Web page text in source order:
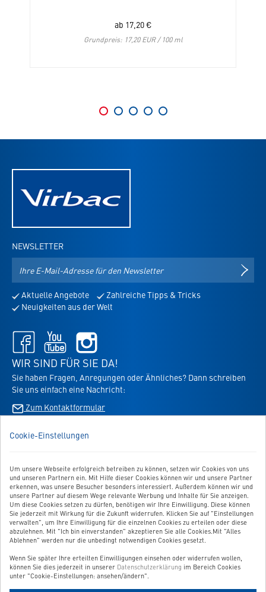
ab 17,20€
Grundpreis: 17,20 EUR / 100 ml
Cookie-Einstellungen
Um unsere Webseite erfolgreich betreiben zu können, setzen wir Cookies von uns
und unseren Partnern ein. Mit Hilfe dieser Cookies können wir und unsere Partner
erkennen, was unsere Besucher besonders interessiert. Außerdem können wir und
unsere Partner auf diesem Wege relevante Werbung und Inhalte für Sie anzeigen.
Um diese Cookies setzen zu dürfen, benötigen wir Ihre Einwilligung. Diese können
Sie jederzeit mit Wirkung für die Zukunft widerrufen. Klicken Sie auf "Einstellungen
verwalten", um Ihre Einwilligung für die einzelnen Cookies zu erteilen oder diese
abzulehnen. Mit "Ich bin einverstanden" akzeptieren Sie alle Cookies.Mit "Alles
Ablehnen" werden nur die unbedingt notwendigen Cookies gesetzt.
Wenn Sie später Ihre erteilten Einwilligungen einsehen oder widerrufen wollen,
können Sie dies jederzeit in unserer Datenschutzerklärung im Bereich Cookies
unter "Cookie-Einstellungen: ansehen/ändern".
NEWSLETTER
Mail-
für
den
Aktuelle Angebote
Zahlreiche Tipps & Tricks
Neuigkeiten aus der Welt
Facebook
-
öffnet
neuem
Tab
Youtube
öffnet
neuem
Tab
öffnet
neuem
Tab
WIR SIND FÜR SIE DA!
Sie haben Fragen, Anregungen oder Ähnliches? Dann schreiben
Sie uns einfach eine Nachricht:
Zum Kontaktformular
BESTELLUNG WIDERRUFEN
UNSER SERVICE
UNSERE TOP-KATEGORIEN
GEPRÜFTE QUALITÄT
Link
zur
Zahlungsarten-